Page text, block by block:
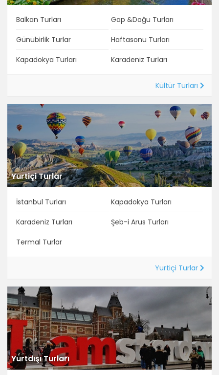
Balkan Turları Gap &Doğu Turları
Günübirlik Turlar Haftasonu Turları
Kapadokya Turları Karadeniz Turları
Kültür Turları
Yurtiçi Turlar
İstanbul Turları Kapadokya Turları
Karadeniz Turları Şeb-i Arus Turları
Termal Turlar
Yurtiçi Turlar
Yurtdışı Turları